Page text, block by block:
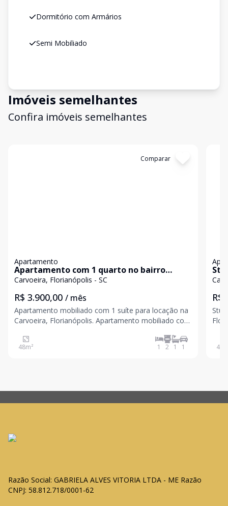
Dormitório com Armários
Semi Mobiliado
Imóveis semelhantes
Confira imóveis semelhantes
Comparar
Apartamento
Apartamento com 1 quarto no bairro
Carvoeira, Florianópolis.
Carvoeira, Florianópolis - SC
R$ 3.900,00 / mês
Apartamento mobiliado com 1 suíte para locação na
Carvoeira, Florianópolis. Apartamento mobiliado com
para quem busca conforto, praticidade e um
excelente padrão de acabamento em uma
48m² 1 2 1 1
R$
Florianópolis.
40
Razão Social: GABRIELA ALVES VITORIA LTDA - ME Razão
CNPJ: 58.812.718/0001-62